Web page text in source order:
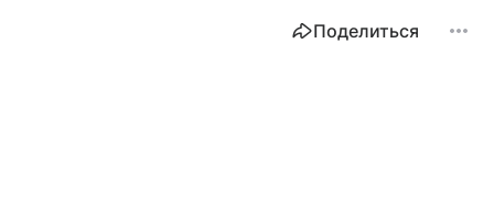
Поделиться